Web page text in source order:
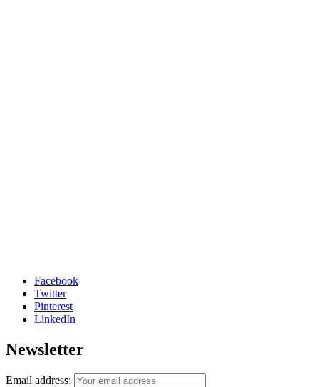
Facebook
Twitter
Pinterest
LinkedIn
Newsletter
Email address: